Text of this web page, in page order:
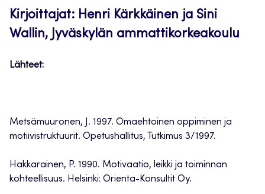
Kirjoittajat: Henri Kärkkäinen ja Sini
Wallin, Jyväskylän ammattikorkeakoulu
Lähteet:
Metsämuuronen, J. 1997. Omaehtoinen oppiminen ja
motiivistruktuurit. Opetushallitus, Tutkimus 3/1997.
Hakkarainen, P. 1990. Motivaatio, leikki ja toiminnan
kohteellisuus. Helsinki: Orienta-Konsultit Oy.